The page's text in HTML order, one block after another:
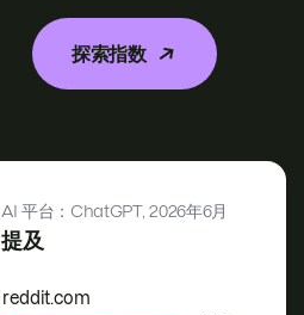
探索指数
提及
AI 平台：ChatGPT,2026年6月
品牌 提及
reddit.com